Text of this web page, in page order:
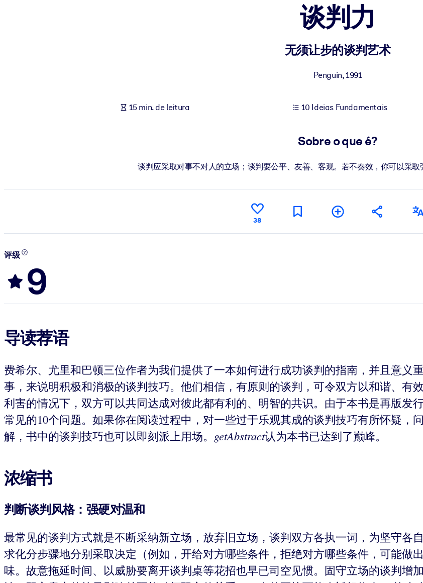
Enriqueça sua biblioteca corporativa com conhecimento de negócios confiável e pronto para uso.
Alimente seus sistemas de IA com conhecimento confiável e estruturado para melhorar os resultados.
谈判力
无须让步的谈判艺术
Penguin,1991
15 min. de leitura 10 Ideias Fundamentais
Sobre o que é?
谈判应采取对事不对人的立场；谈判要公平、友善、客观。若不奏效，你可以采取
38
评级
9
导读荐语
费希尔、尤里和巴顿三位作者为我们提供了一本如何进行成功谈判的指南，并且意义
事，来说明积极和消极的谈判技巧。他们相信，有原则的谈判，可令双方以和谐、有
利害的情况下，双方可以共同达成对彼此都有利的、明智的共识。由于本书是再版发
常见的10个问题。如果你在阅读过程中，对一些过于乐观其成的谈判技巧有所怀疑，
解，书中的谈判技巧也可以即刻派上用场。 getAbstract认为本书已达到了巅峰。
浓缩书
判断谈判风格：强硬对温和
最常见的谈判方式就是不断采纳新立场，放弃旧立场，谈判双方各执一词，为坚守各
求化分步骤地分别采取决定（例如，开给对方哪些条件，拒绝对方哪些条件，可能做
味。故意拖延时间、以威胁要离开谈判桌等花招也早已司空见惯。固守立场的谈判增